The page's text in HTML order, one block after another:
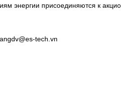
энергии присоединяются к
tech.vn